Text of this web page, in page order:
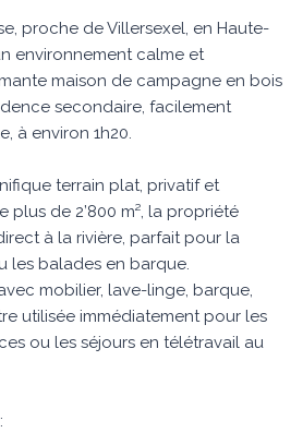
proche de Villersexel, en Haute-
environnement calme et
maison de campagne en bois
secondaire, facilement
à environ 1h20.
terrain plat, privatif et
plus de 2’800 m², la propriété
à la rivière, parfait pour la
les balades en barque.
mobilier, lave-linge, barque,
utilisée immédiatement pour les
ou les séjours en télétravail au